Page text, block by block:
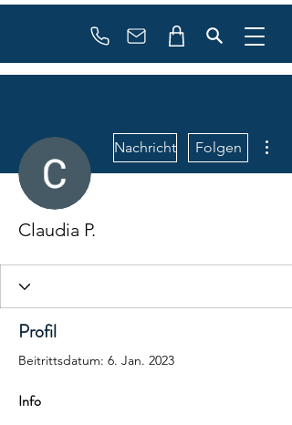
Nachricht Folgen
Claudia P.
Profil
Beitrittsdatum: 6. Jan. 2023
Info